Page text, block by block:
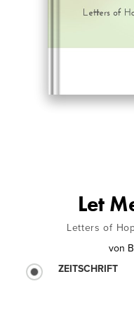
Let
Letters of
von
ZEITSCHRIFT